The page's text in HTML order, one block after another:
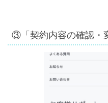
③「契約内容の確認・